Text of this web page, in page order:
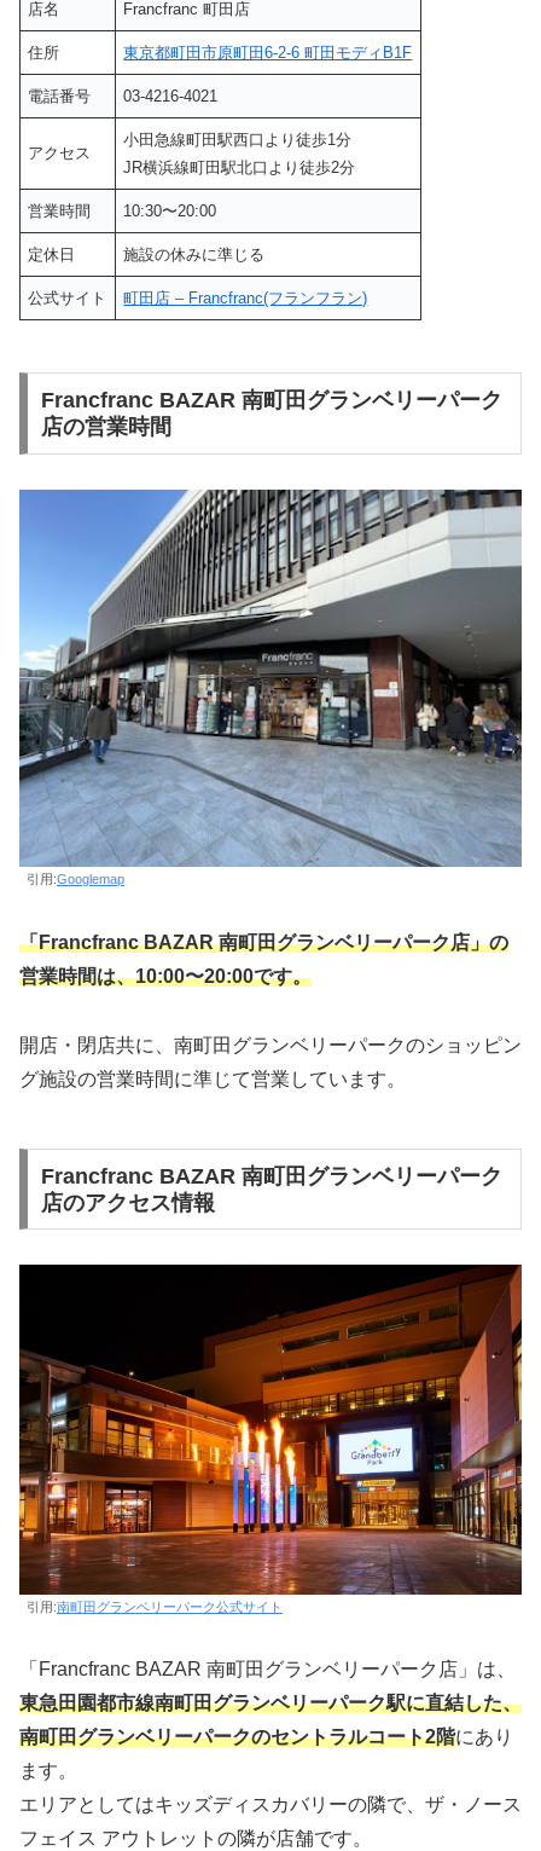
店名 Francfranc 町田店
住所 東京都町田市原町田6-2-6 町田モディB1F
電話番号 03-4216-4021
アクセス
小田急線町田駅西口より徒歩1分
JR横浜線町田駅北口より徒歩2分
営業時間 10:30〜20:00
定休日 施設の休みに準じる
公式サイト 町田店 – Francfranc(フランフラン)
Francfranc BAZAR 南町田グランベリーパーク
店の営業時間
引用:Googlemap
「Francfranc BAZAR 南町田グランベリーパーク店」の
営業時間は、10:00〜20:00です。
開店・閉店共に、南町田グランベリーパークのショッピン
グ施設の営業時間に準じて営業しています。
Francfranc BAZAR 南町田グランベリーパーク
店のアクセス情報
引用:南町田グランベリーパーク公式サイト
「Francfranc BAZAR 南町田グランベリーパーク店」は、
東急田園都市線南町田グランベリーパーク駅に直結した、
南町田グランベリーパークのセントラルコート2階にあり
ます。
エリアとしてはキッズディスカバリーの隣で、ザ・ノース
フェイス アウトレットの隣が店舗です。